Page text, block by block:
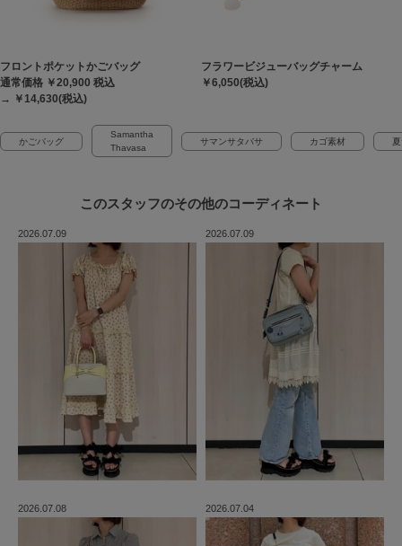
フロントポケットかごバッグ
通常価格 ￥20,900 税込
→ ￥14,630(税込)
フラワービジューバッグチャーム
￥6,050(税込)
かごバッグ
Samantha
Thavasa
サマンサタバサ カゴ素材
このスタッフのその他のコーディネート
2026.07.09 2026.07.09
2026.07.08 2026.07.04